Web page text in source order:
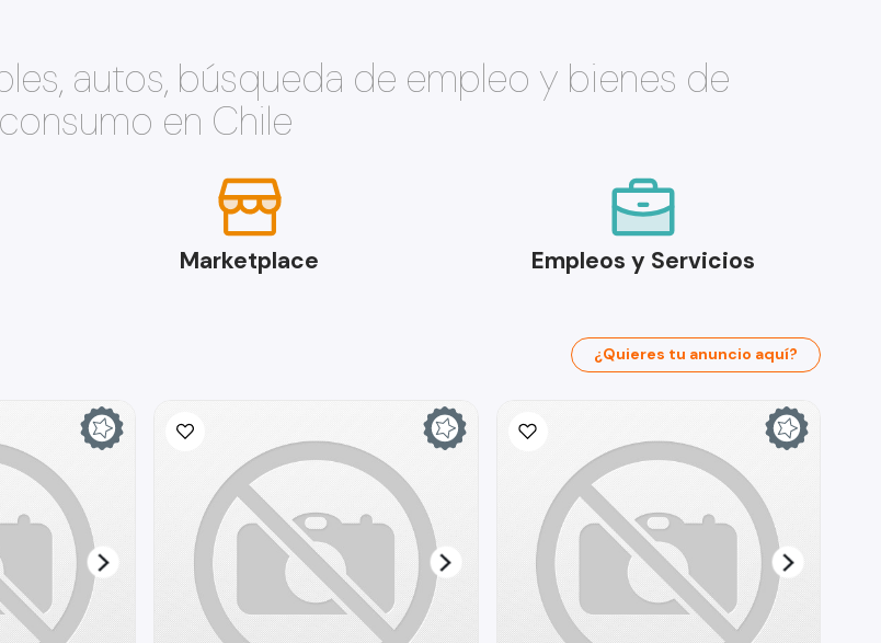
autos, búsqueda de empleo y bienes de
consumo en Chile
Marketplace Empleos y Servicios
¿Quieres tu anuncio aquí?